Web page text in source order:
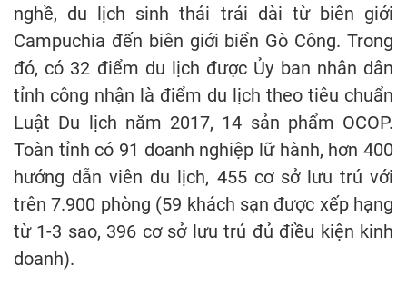
nghề, du lịch sinh thái trải dài từ biên giới
Campuchia đến biên giới biển Gò Công. Trong
đó, có 32 điểm du lịch được Ủy ban nhân dân
tỉnh công nhận là điểm du lịch theo tiêu chuẩn
Luật Du lịch năm 2017, 14 sản phẩm OCOP.
Toàn tỉnh có 91 doanh nghiệp lữ hành, hơn 400
hướng dẫn viên du lịch, 455 cơ sở lưu trú với
trên 7.900 phòng (59 khách sạn được xếp hạng
từ 1-3 sao, 396 cơ sở lưu trú đủ điều kiện kinh
doanh).